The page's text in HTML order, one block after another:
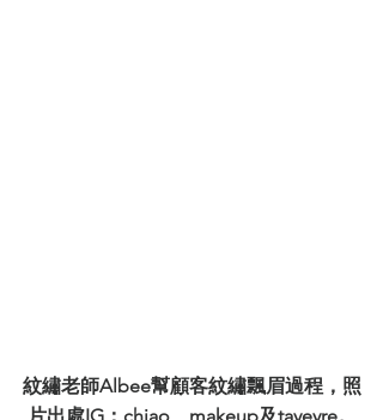
紋繡老師Albee幫顧客紋繡飄眉過程，照